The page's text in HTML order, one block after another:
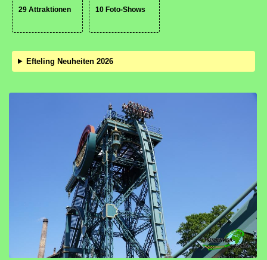
29 Attraktionen 10 Foto-Shows
Efteling Neuheiten 2026